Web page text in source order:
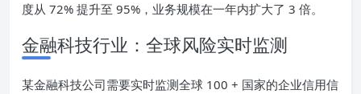
度从 72% 提升至 95%，业务规模在一年内扩大了 3 倍。
金融科技行业：全球风险实时监测
某金融科技公司需要实时监测全球 100 + 国家的企业信用信